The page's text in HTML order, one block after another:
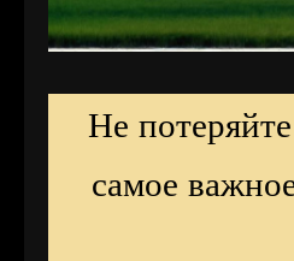
Не
самое